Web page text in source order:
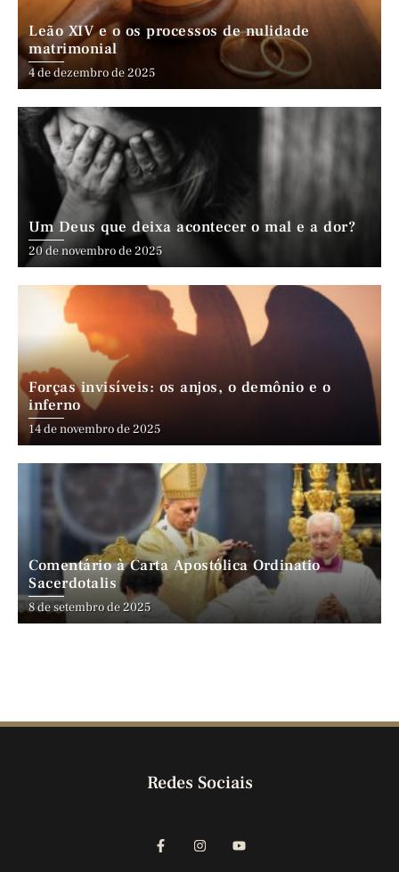
Leão XIV e o os processos de nulidade
matrimonial
4 de dezembro de 2025
Um Deus que deixa acontecer o mal e a dor?
20 de novembro de 2025
Forças invisíveis: os anjos, o demônio e o
inferno
14 de novembro de 2025
Comentário à Carta Apostólica Ordinatio
Sacerdotalis
8 de setembro de 2025
Redes Sociais